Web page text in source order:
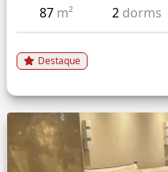
87 m² 2 dorms
Destaque